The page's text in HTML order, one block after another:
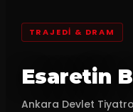
TRAJEDI & DRAM
Esaretin
Ankara Devlet